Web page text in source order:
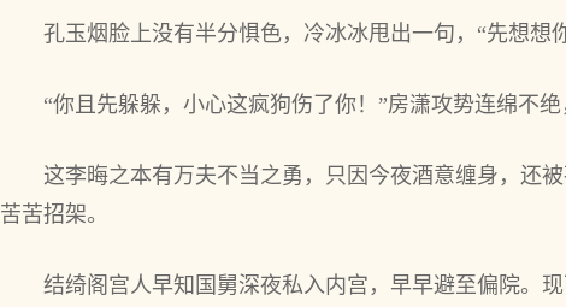
孔玉烟脸上没有半分惧色，冷冰冰甩出一句，“先想想
“你且先躲躲，小心这疯狗伤了你！”房潇攻势连绵不
这李晦之本有万夫不当之勇，只因今夜酒意缠身，还
苦苦招架。
结绮阁宫人早知国舅深夜私入内宫，早早避至偏院。